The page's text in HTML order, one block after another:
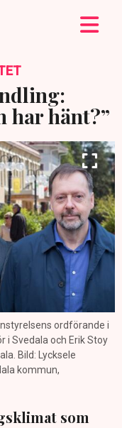
har hänt?”
ordförande i
i Svedala och Erik Stoy
Bild: Lycksele
kommun,
som